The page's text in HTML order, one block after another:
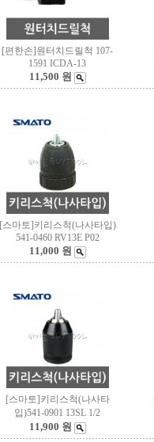
[편한손]원터치드릴척 107-
1591 ICDA-13
11,500 원
[스마토]키리스척(나사타입)
541-0460 RV13E P02
11,000 원
[스마토]키리스척(나사타
입)541-0901 13SL 1/2
11,900 원